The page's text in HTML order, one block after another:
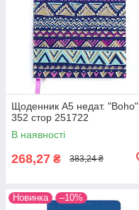
Щоденник А5 недат. "Boho",
352 стор 251722
В наявності
268,27 ₴ 383,24 ₴
Новинка –10%